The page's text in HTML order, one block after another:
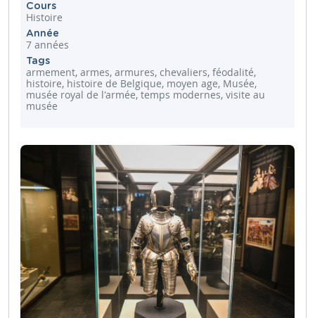
Cours
Histoire
Année
7 années
Tags
armement, armes, armures, chevaliers, féodalité,
histoire, histoire de Belgique, moyen age, Musée,
musée royal de l'armée, temps modernes, visite au
musée